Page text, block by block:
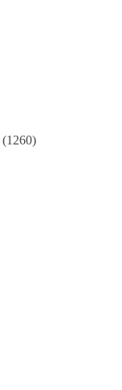
(1260)